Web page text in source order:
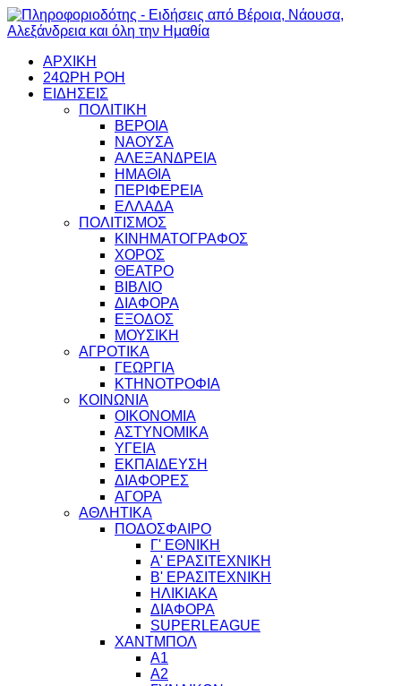
ΑΡΧΙΚΗ
24ΩΡΗ ΡΟΗ
ΕΙΔΗΣΕΙΣ
ΠΟΛΙΤΙΚΗ
ΒΕΡΟΙΑ
ΝΑΟΥΣΑ
ΑΛΕΞΑΝΔΡΕΙΑ
ΗΜΑΘΙΑ
ΠΕΡΙΦΕΡΕΙΑ
ΕΛΛΑΔΑ
ΠΟΛΙΤΙΣΜΟΣ
ΚΙΝΗΜΑΤΟΓΡΑΦΟΣ
ΧΟΡΟΣ
ΘΕΑΤΡΟ
ΒΙΒΛΙΟ
ΔΙΑΦΟΡΑ
ΕΞΟΔΟΣ
ΜΟΥΣΙΚΗ
ΑΓΡΟΤΙΚΑ
ΓΕΩΡΓΙΑ
ΚΤΗΝΟΤΡΟΦΙΑ
ΚΟΙΝΩΝΙΑ
ΟΙΚΟΝΟΜΙΑ
ΑΣΤΥΝΟΜΙΚΑ
ΥΓΕΙΑ
ΕΚΠΑΙΔΕΥΣΗ
ΔΙΑΦΟΡΕΣ
ΑΓΟΡΑ
ΑΘΛΗΤΙΚΑ
ΠΟΔΟΣΦΑΙΡΟ
Γ' ΕΘΝΙΚΗ
Α' ΕΡΑΣΙΤΕΧΝΙΚΗ
Β' ΕΡΑΣΙΤΕΧΝΙΚΗ
ΗΛΙΚΙΑΚΑ
ΔΙΑΦΟΡΑ
SUPERLEAGUE
ΧΑΝΤΜΠΟΛ
Α1
Α2